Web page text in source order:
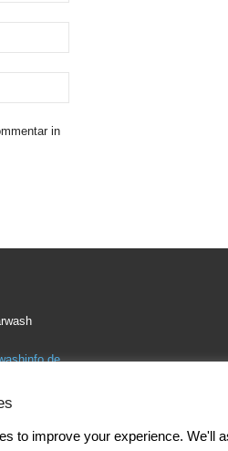
in
to improve your experience. We'll